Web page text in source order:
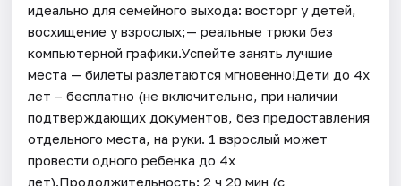
идеально для семейного выхода: восторг у детей,
восхищение у взрослых;— реальные трюки без
компьютерной графики.Успейте занять лучшие
места — билеты разлетаются мгновенно!Дети до 4х
лет – бесплатно (не включительно, при наличии
подтверждающих документов, без предоставления
отдельного места, на руки. 1 взрослый может
провести одного ребенка до 4х
лет).Продолжительность: 2 ч 20 мин (с